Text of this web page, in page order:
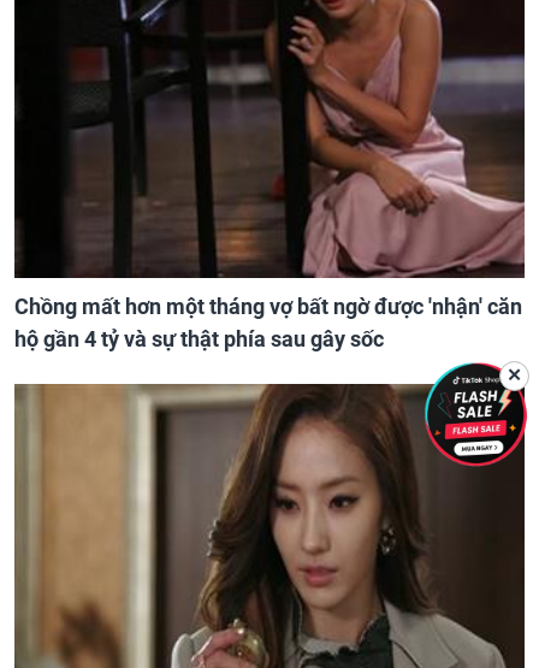
Chồng mất hơn một tháng vợ bất ngờ được 'nhận' căn
hộ gần 4 tỷ và sự thật phía sau gây sốc
✕